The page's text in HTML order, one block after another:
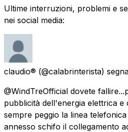
Ultime interruzioni, problemi e
nei social media:
claudio® (@calabrinterista)
@WindTreOfficial dovete
pubblicità dell'energia elettrica e
sempre peggio la linea
annesso schifo il collegamento